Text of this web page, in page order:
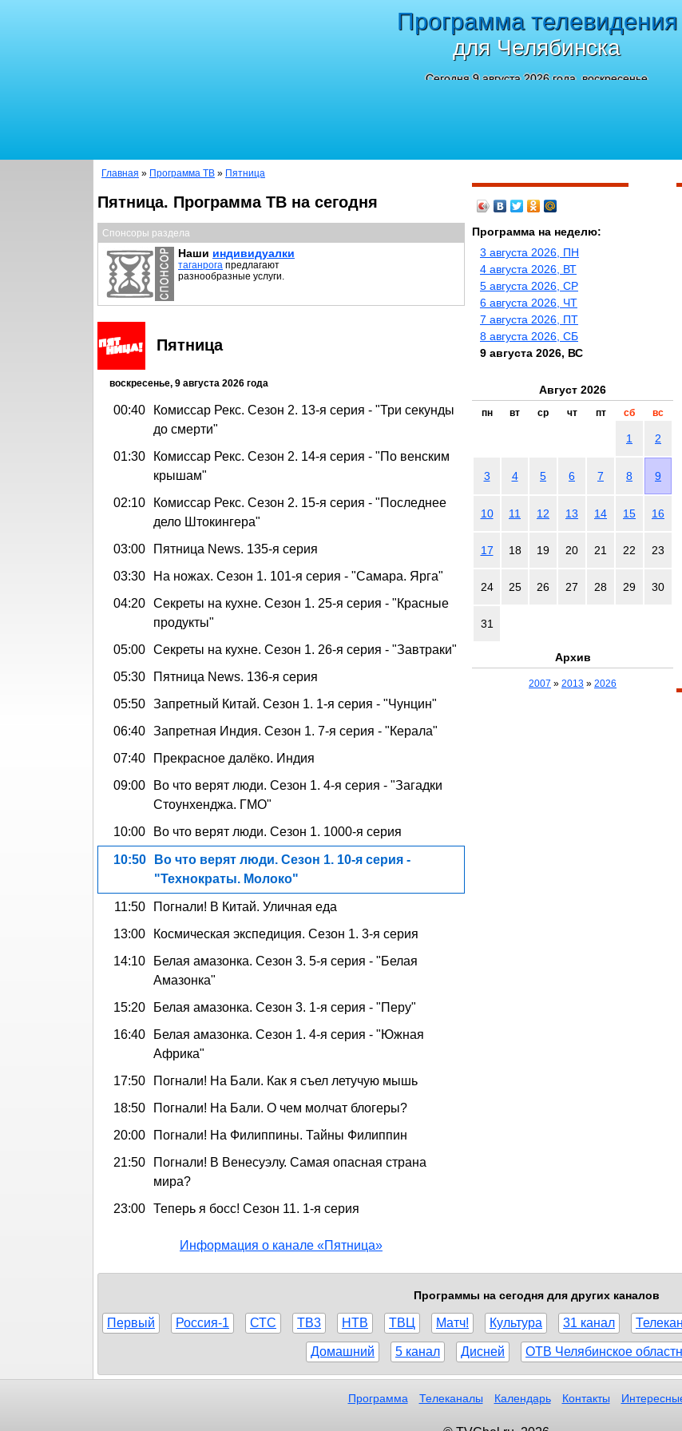
Программа телевидения
для Челябинска
Сегодня 9 августа 2026 года, воскресенье
Главная » Программа ТВ » Пятница
Пятница. Программа ТВ на сегодня
Спонсоры раздела
Наши индивидуалки
таганрога предлагают
разнообразные услуги.
Пятница
воскресенье, 9 августа 2026 года
00:40
Комиссар Рекс. Сезон 2. 13-я серия - "Три секунды
до смерти"
01:30
Комиссар Рекс. Сезон 2. 14-я серия - "По венским
крышам"
02:10
Комиссар Рекс. Сезон 2. 15-я серия - "Последнее
дело Штокингера"
03:00
Пятница News. 135-я серия
03:30
На ножах. Сезон 1. 101-я серия - "Самара. Ярга"
04:20 Секреты на кухне. Сезон 1. 25-я серия - "Красные
продукты"
05:00 Секреты на кухне. Сезон 1. 26-я серия - "Завтраки"
05:30
Пятница News. 136-я серия
05:50 Запретный Китай. Сезон 1. 1-я серия - "Чунцин"
06:40 Запретная Индия. Сезон 1. 7-я серия - "Керала"
07:40
Прекрасное далёко. Индия
09:00
Во что верят люди. Сезон 1. 4-я серия - "Загадки
Стоунхенджа. ГМО"
10:00
Во что верят люди. Сезон 1. 1000-я серия
10:50
Во что верят люди. Сезон 1. 10-я серия -
"Технократы. Молоко"
11:50
Погнали! В Китай. Уличная еда
13:00
Космическая экспедиция. Сезон 1. 3-я серия
14:10
Белая амазонка. Сезон 3. 5-я серия - "Белая
Амазонка"
15:20
Белая амазонка. Сезон 3. 1-я серия - "Перу"
16:40
Белая амазонка. Сезон 1. 4-я серия - "Южная
Африка"
17:50
Погнали! На Бали. Как я съел летучую мышь
18:50
Погнали! На Бали. О чем молчат блогеры?
20:00
Погнали! На Филиппины. Тайны Филиппин
21:50
Погнали! В Венесуэлу. Самая опасная страна
мира?
23:00 Теперь я босс! Сезон 11. 1-я серия
Информация о канале «Пятница»
Программа на неделю:
3 августа 2026, ПН
4 августа 2026, ВТ
5 августа 2026, СР
6 августа 2026, ЧТ
7 августа 2026, ПТ
8 августа 2026, СБ
9 августа 2026, ВС
Август 2026
пн вт ср чт пт сб вс
1 2
3 4 5 6 7 8 9
10 11 12 13 14 15 16
17 18 19 20 21 22 23
24 25 26 27 28 29 30
31
Архив
2007 » 2013 » 2026
Программы на сегодня для других каналов
Первый Россия-1 СТС ТВ3 НТВ ТВЦ Матч! Культура 31 канал
Домашний 5 канал Дисней ОТВ Челябинское
Программа Телеканалы Календарь Контакты